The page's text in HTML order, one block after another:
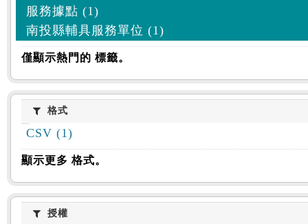
服務據點 (1)
南投縣輔具服務單位 (1)
僅顯示熱門的 標籤。
格式格式
CSV (1)
顯示更多 格式。
授權授權